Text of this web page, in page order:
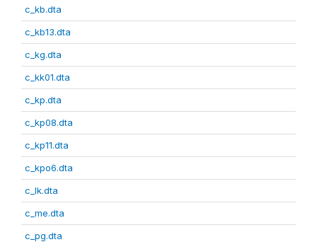
c_kb.dta
c_kb13.dta
c_kg.dta
c_kk01.dta
c_kp.dta
c_kp08.dta
c_kp11.dta
c_kpo6.dta
c_lk.dta
c_me.dta
c_pg.dta